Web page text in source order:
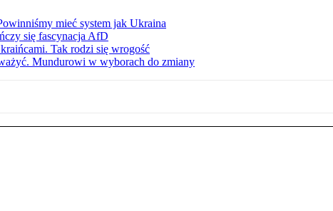
mieć system jak Ukraina
się fascynacja AfD
Tak rodzi się wrogość
Mundurowi w wyborach do zmiany